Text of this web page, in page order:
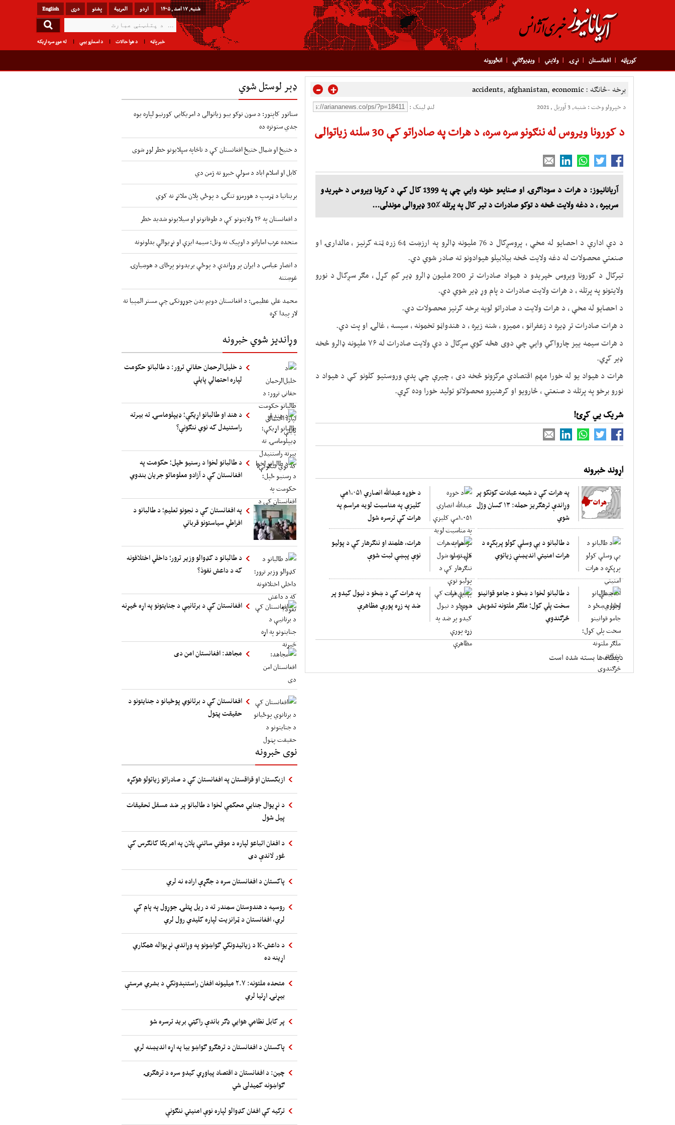
English دری پشتو العربیة اردو شنبه, ۱۷ اسد , ۱۴۰۵
له موږ سره اړیکه د اسعارو بیې د هوا حالات خبرپاڼه
کورپاڼه افغانستان نړۍ ولایتي ویډیوګانې انځورونه
برخه -څانګه : accidents, afghanistan, economic
- +
د خپرولو وخت : شنبه, 3 آوریل , 2021 لنډ لینک :
د کورونا ویروس له ننګونو سره سره، د هرات په صادراتو کې 30 سلنه زیاتوالی
آریانانیوز: د هرات د سوداګرۍ او صنایعو خونه وايي چې په 1399 کال کې د کرونا ویروس د خپریدو
سربیره ، د دغه ولایت څخه د توکو صادرات د تیر کال په پرتله ٪30 ډیروالی موندلی...
د دې ادارې د احصایو له مخې ، پروسږکال د 76 ملیونه ډالرو په ارزښت 64 زره ټنه کرنیز ، مالدارۍ او
صنعتي محصولات له دغه ولایت څخه بیلابیلو هیوادونو ته صادر شوي دي.
تیرکال د کورونا ویروس خپریدو د هیواد صادرات تر 200 ملیون ډالرو ډیر کم کړل ، مګر سږکال د نورو
ولایتونو په پرتله ، د هرات ولایت صادرات د پام وړ ډیر شوي دي.
د احصایو له مخې ، د هرات ولایت د صادراتو لویه برخه کرنیز محصولات دي.
د هرات صادرات تر ډیره د زعفرانو ، مميزو ، شنه زیره ، د هندواڼو تخمونه ، سیسه ، غالۍ او پت دي.
د هرات سیمه ییز چارواکي وايي چې دوی هڅه کوي سږکال د دې ولایت صادرات له ۷۶ ملیونه ډالرو څخه
ډیر کړي.
هرات د هیواد یو له خورا مهم اقتصادي مرکزونو څخه دی ، چیرې چې پدې وروستیو کلونو کې د هیواد د
نورو برخو په پرتله د صنعتي ، څارویو او کرهنیزو محصولاتو تولید خورا وده کړې.
شریک یي کړئ!
اړوند خبرونه
په هرات کې د شیعه عبادت کونکو پر
وړاندې ترهګریز حمله: ۱۳ کسان وژل
شوي
د خوږه عبدالله انصاري ۱،۰۵۱مې
کلیزې په مناسبت لويه مراسم په
هرات کې ترسره شول
د طالبانو د بې وسلې کولو پرېکړه د
هرات امنیتي اندیښنې زیاتوي
هرات، هلمند او ننګرهار کې د پولیو
نوې پېښې ثبت شوې
د طالبانو لخوا د ښځو د جامو قوانینو
سخت پلي کول؛ ملګر ملتونه تشویش
څرګندوي
په هرات کې د ښځو د نیول کیدو پر
ضد په زړه پورې مظاهرې
دیدگاه ها بسته شده است
ډېر لوستل شوي
سناتور کاپتور: د سون توکو بیو زیاتوالی د امریکایي کورنیو لپاره یوه
جدي ستونزه ده
د ختیځ او شمال ختیځ افغانستان کې د ناڅاپه سېلابونو خطر لوړ شوی
کابل او اسلام اباد د سولې خبرو ته ژمن دي
بریتانیا د ټرمپ د هورمزو تنگۍ د پوځي پلان ملاتړ نه کوي
د افغانستان په ۲۶ ولایتونو کې د طوفانونو او سیلابونو شدید خطر
متحده عرب اماراتو د اوپیک نه وتل؛ سیمه ایزې او نړیوالې بدلونونه
د انصار عباسي د ایران پر وړاندې د پوځې بریدونو پرځای د هوښیارۍ
غوښتنه
محمد علي عظیمی: د افغانستان دویم بدن جوړونکی چې مستر المپیا ته
لار پیدا کړه
وړاندیز شوي خبرونه
د خلیل‌الرحمان حقاني ترور: د طالبانو حکومت
لپاره احتمالي پایلې
د هند او طالبانو اړیکې؛ ډیپلوماسۍ ته بیرته
راستنیدل که نوي ننګونې؟
د طالبانو لخوا د رسنیو ځپل؛ حکومت په
افغانستان کې د آزادو معلوماتو جریان بندوي
په افغانستان کې د نجونو تعلیم؛ د طالبانو د
افراطي سیاستونو قرباني
د طالبانو د کډوالو وزیر ترور؛ داخلي اختلافونه
که د داعش نفوذ؟
افغانستان کې د برتانیې د جنایتونو په اړه څیړنه
مجاهد: افغانستان امن دی
افغانستان کې د برتانوي پوځیانو د جنایتونو د
حقیقت پټول
نوی خبرونه
ازبکستان او قزاقستان په افغانستان کې د صادراتو زیاتولو هوکړه
د نړیوال جنایي محکمې لخوا د طالبانو پر ضد مسقل تحقیقات
پیل شول
د افغان اتباعو لپاره د موقتي ساتنې پلان په امریکا کانګرس کې
غور لاندې دی
پاکستان د افغانستان سره د جګړې اراده نه لري
روسیه د هندوستان سمندر ته د ریل پټلۍ جوړول په پام کې
لري، افغانستان د ټرانزیت لپاره کلیدي رول لري
د داعش-K د زیاتیدونکي ګواښونو په وړاندې نړیواله همکاري
اړینه ده
متحده ملتونه: ۲.۷ میلیونه افغان راستنېدونکي د بشري مرستې
بیړنۍ اړتیا لري
پر کابل نظامي هوایي ډګر باندې راکټي برید ترسره شو
پاکستان د افغانستان د ترهګرو ګواښو بیا په اړه اندیښنه لري
چین: د افغانستان د اقتصاد پیاوړي کیدو سره د ترهګرۍ
ګواښونه کمیدلی شي
ترکیه کې افغان کډوالو لپاره نوې امنیتي ننګونې